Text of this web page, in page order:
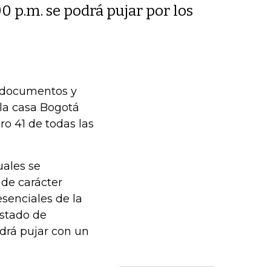
p.m. se podrá pujar por los
y
casa Bogotá
41 de todas las
se
carácter
de la
de
pujar con un